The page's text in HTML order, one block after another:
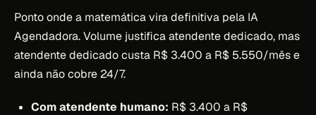
Ponto onde a matemática vira definitiva pela IA
Agendadora. Volume justifica atendente dedicado, mas
atendente dedicado custa R$ 3.400 a R$ 5.550/mês e
ainda não cobre 24/7.
Com atendente humano: R$ 3.400 a R$